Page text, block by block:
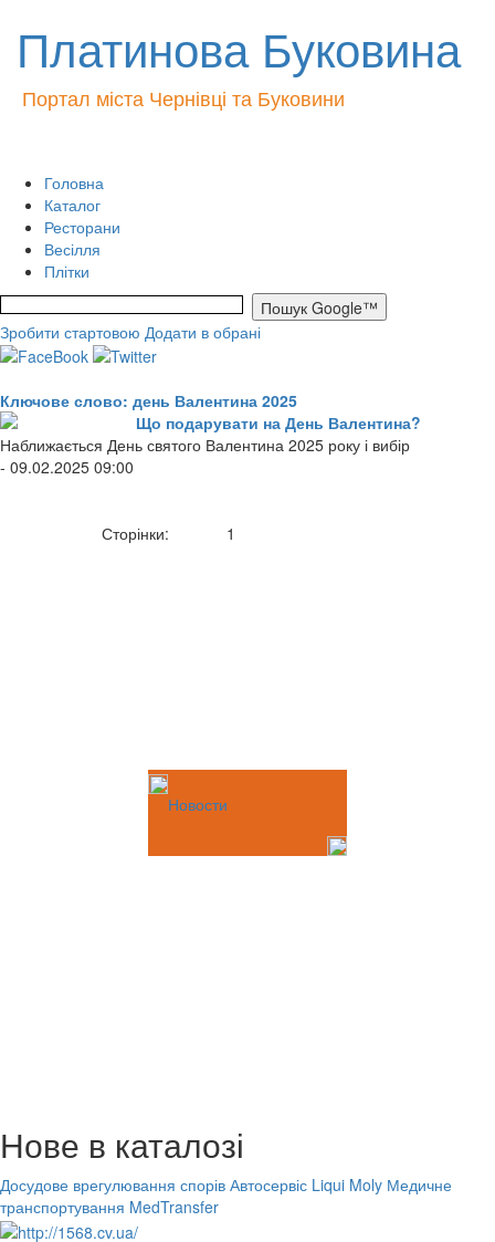
Платинова Буковина
Портал міста Чернівці та Буковини
Головна
Каталог
Ресторани
Весілля
Плітки
Зробити стартовою Додати в обрані
Ключове слово: день Валентина 2025
Що подарувати на День Валентина?
Наближається День святого Валентина 2025 року і вибір
- 09.02.2025 09:00
Сторінки: 1
Новости
Нове в каталозі
Досудове врегулювання спорів Автосервіс Liqui Moly Медичне
транспортування MedTransfer